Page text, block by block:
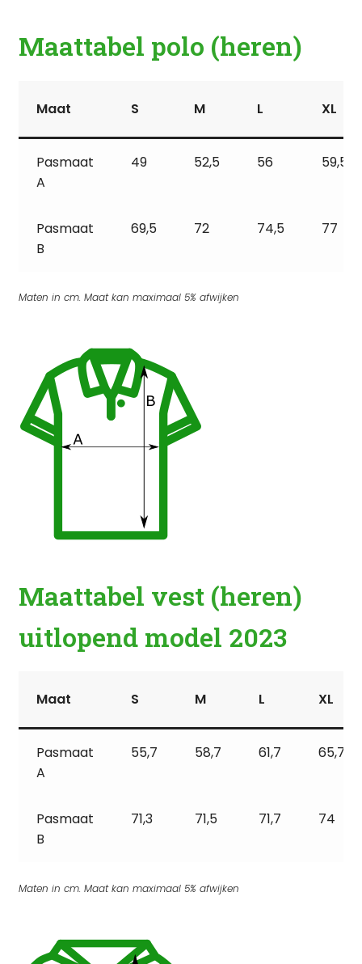
Maattabel polo (heren)
Maat S M L XL
Pasmaat
A
49 52,5 56 59,5
Pasmaat
B
69,5 72 74,5 77
Maten in cm. Maat kan maximaal 5% afwijken
Maattabel vest (heren)
uitlopend model 2023
Maat S M L XL
Pasmaat
A
55,7 58,7 61,7 65,7
Pasmaat
B
71,3 71,5 71,7 74
Maten in cm. Maat kan maximaal 5% afwijken